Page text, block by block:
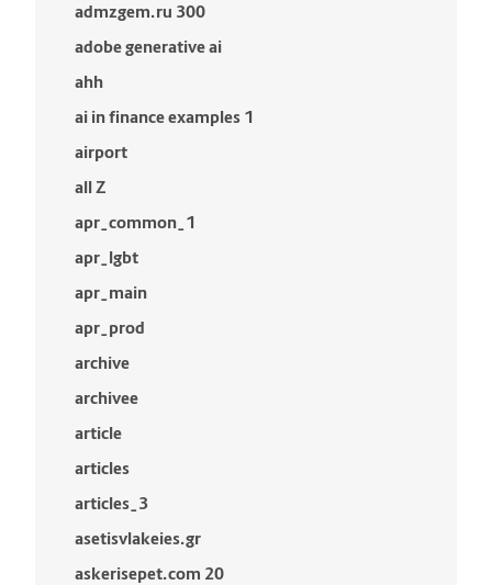
admzgem.ru 300
adobe generative ai
ahh
ai in finance examples 1
airport
all Z
apr_common_1
apr_lgbt
apr_main
apr_prod
archive
archivee
article
articles
articles_3
asetisvlakeies.gr
askerisepet.com 20